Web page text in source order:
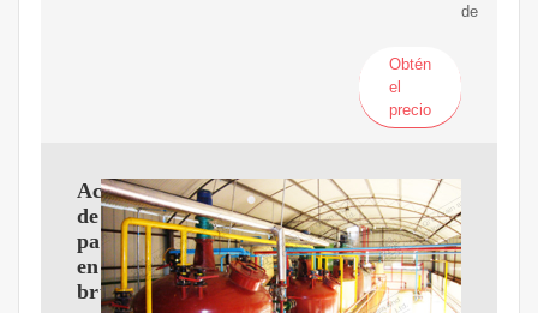
de
Obtén
el
precio
Aceite
de
palma
en
bruto